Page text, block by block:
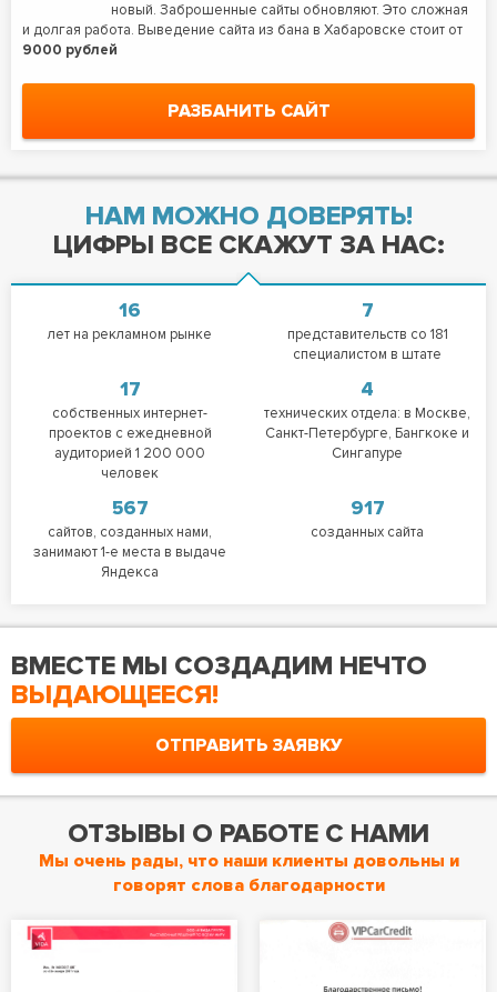
новый. Заброшенные сайты обновляют. Это сложная
и долгая работа. Выведение сайта из бана в Хабаровске стоит от
9000 рублей
РАЗБАНИТЬ САЙТ
НАМ МОЖНО ДОВЕРЯТЬ!
ЦИФРЫ ВСЕ СКАЖУТ ЗА НАС:
16
лет на рекламном рынке
7
представительств со 181
специалистом в штате
17
собственных интернет-
проектов с ежедневной
аудиторией 1 200 000
человек
4
технических отдела: в Москве,
Санкт-Петербурге, Бангкоке и
Сингапуре
567
сайтов, созданных нами,
занимают 1-е места в выдаче
Яндекса
917
созданных сайта
ВМЕСТЕ МЫ СОЗДАДИМ НЕЧТО
ВЫДАЮЩЕЕСЯ!
ОТПРАВИТЬ ЗАЯВКУ
ОТЗЫВЫ О РАБОТЕ С НАМИ
Мы очень рады, что наши клиенты довольны и
говорят слова благодарности